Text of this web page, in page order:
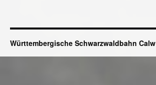
Württembergische Schwarzwaldbahn Calw